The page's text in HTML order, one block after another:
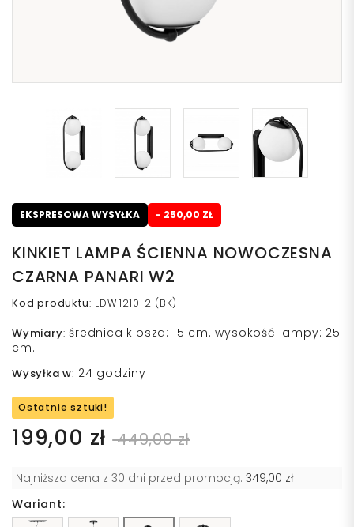
EKSPRESOWA WYSYŁKA - 250,00 ZŁ
KINKIET LAMPA ŚCIENNA NOWOCZESNA
CZARNA PANARI W2
Kod produktu: LDW 1210-2 (BK)
Wymiary: średnica klosza: 15 cm. wysokość lampy: 25
cm.
Wysyłka w: 24 godziny
Ostatnie sztuki!
199,00 zł 449,00 zł
Najniższa cena z 30 dni przed promocją: 349,00 zł
Wariant: